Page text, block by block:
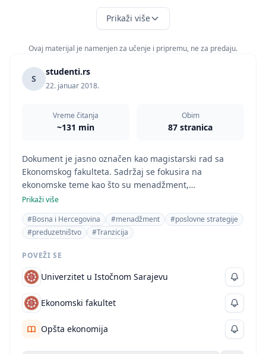
Prikaži više
Ovaj materijal je namenjen za učenje i pripremu, ne za predaju.
S
studenti.rs
22. januar 2018.
Vreme čitanja
~131 min
Obim
87 stranica
Dokument je jasno označen kao magistarski rad sa
Ekonomskog fakulteta. Sadržaj se fokusira na
ekonomske teme kao što su menadžment,
preduzetništvo, poslovne strategije i organizacija
preduzeća u kontekstu tranzicije u Bosni i Hercegovini.
Sve to ukazuje na pripadnost oblasti Ekonomija.
Prikaži više
#Bosna i Hercegovina
#menadžment
#poslovne strategije
#preduzetništvo
#Tranzicija
POVEŽI SE
Univerzitet u Istočnom Sarajevu
Ekonomski fakultet
Opšta ekonomija